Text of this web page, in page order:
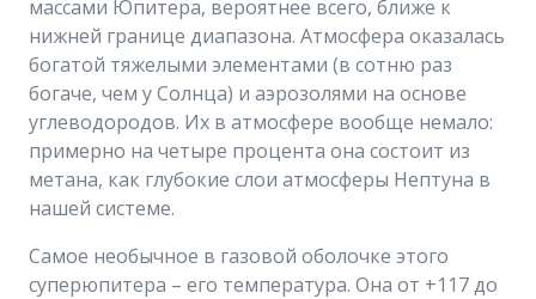
массами Юпитера, вероятнее всего, ближе к
нижней границе диапазона. Атмосфера оказалась
богатой тяжелыми элементами (в сотню раз
богаче, чем у Солнца) и аэрозолями на основе
углеводородов. Их в атмосфере вообще немало:
примерно на четыре процента она состоит из
метана, как глубокие слои атмосферы Нептуна в
нашей системе.
Самое необычное в газовой оболочке этого
суперюпитера – его температура. Она от +117 до